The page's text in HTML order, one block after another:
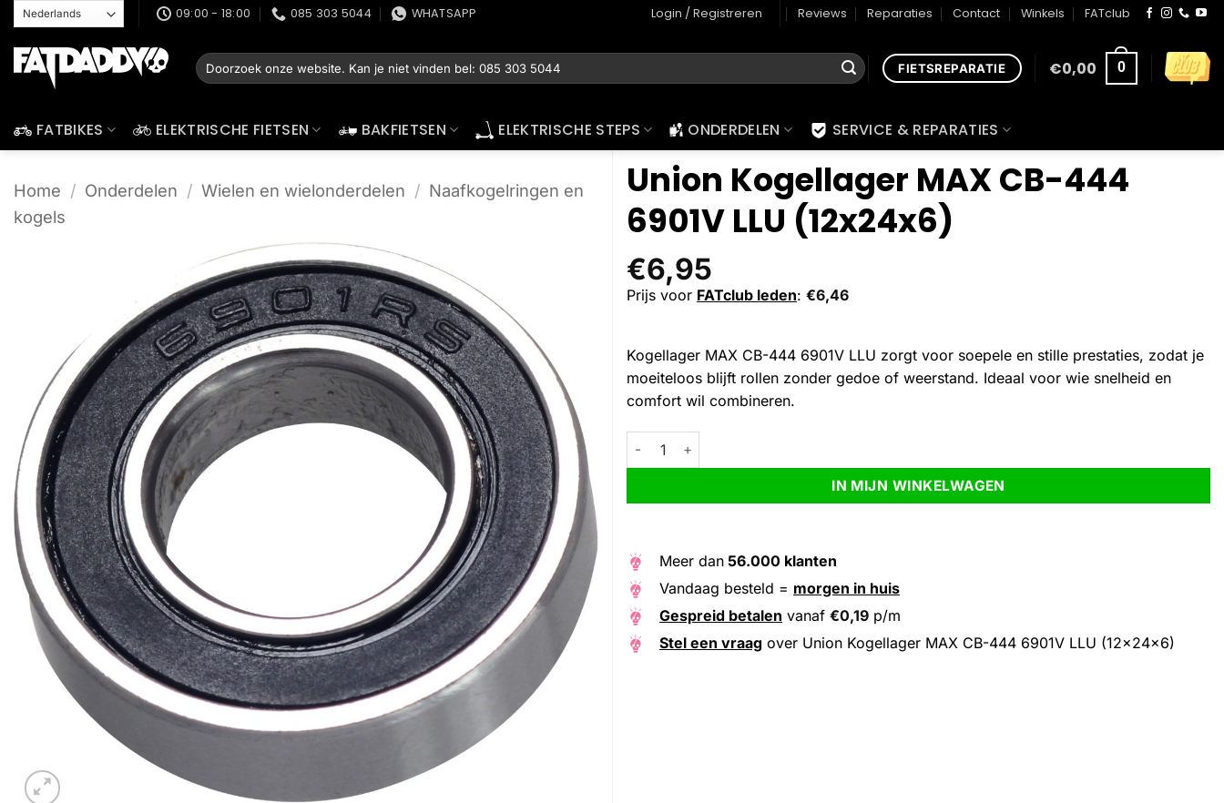
naar
inhoud
09:00 - 18:00 085 303 5044 WHATSAPP Login / Registreren Reviews Reparaties Contact Winkels FATclub
Zoeken
naar:
FIETSREPARATIE €0,00 0
FATBIKES ELEKTRISCHE FIETSEN BAKFIETSEN ELEKTRISCHE STEPS ONDERDELEN SERVICE & REPARATIES
Home / Onderdelen / Wielen en wielonderdelen / Naafkogelringen en
kogels
Union Kogellager MAX CB-444
6901V LLU (12x24x6)
€6,95
Prijs voor FATclub leden: €6,46
Kogellager MAX CB-444 6901V LLU zorgt voor soepele en stille prestaties, zodat je
moeiteloos blijft rollen zonder gedoe of weerstand. Ideaal voor wie snelheid en
comfort wil combineren.
Union Kogellager MAX CB-444 6901V LLU (12x24x6) aantal
IN MIJN WINKELWAGEN
Alternative:
Meer dan 56.000 klanten
Vandaag besteld = morgen in huis
Gespreid betalen vanaf €0,19 p/m
Stel een vraag over Union Kogellager MAX CB-444 6901V LLU (12x24x6)